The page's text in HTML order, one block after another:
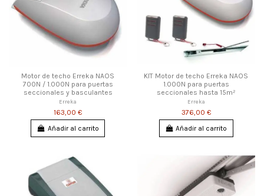
Motor de techo Erreka NAOS
700N / 1.000N para puertas
seccionales y basculantes
Erreka
163,00 €
Añadir al carrito
KIT Motor de techo Erreka NAOS
1.000N para puertas
seccionales hasta 15m²
Erreka
376,00 €
Añadir al carrito